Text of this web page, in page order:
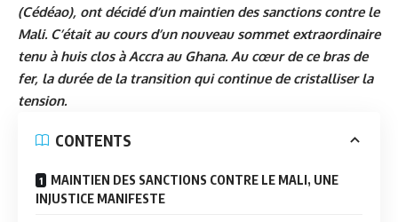
(Cédéao), ont décidé d’un maintien des sanctions contre le
Mali. C’était au cours d’un nouveau sommet extraordinaire
tenu à huis clos à Accra au Ghana. Au cœur de ce bras de
fer, la durée de la transition qui continue de cristalliser la
tension.
CONTENTS
MAINTIEN DES SANCTIONS CONTRE LE MALI, UNE
INJUSTICE MANIFESTE